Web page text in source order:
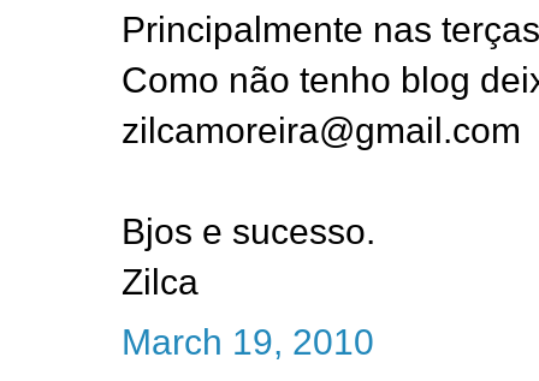
Principalmente nas
Como não tenho blog
zilcamoreira@gmail.com
Bjos e sucesso.
Zilca
March 19, 2010